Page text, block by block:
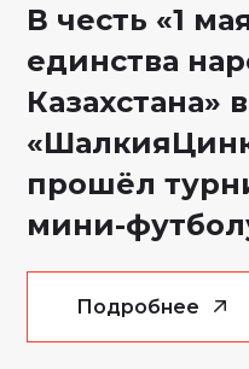
В честь «1
единства
Казахстана»
прошёл
мини-
Подробнее